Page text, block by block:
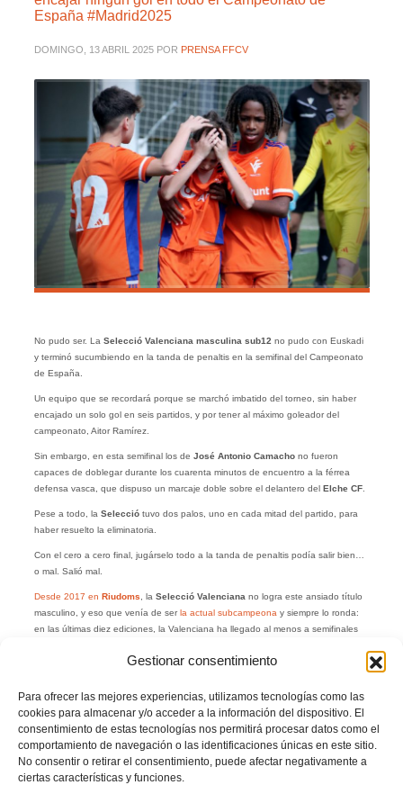
Gestionar consentimiento
Para ofrecer las mejores experiencias, utilizamos tecnologías como las
cookies para almacenar y/o acceder a la información del dispositivo. El
consentimiento de estas tecnologías nos permitirá procesar datos como el
comportamiento de navegación o las identificaciones únicas en este sitio.
No consentir o retirar el consentimiento, puede afectar negativamente a
ciertas características y funciones.
España #Madrid2025
DOMINGO, 13 ABRIL 2025 POR PRENSA FFCV
No pudo ser. La Selecció Valenciana masculina sub12 no pudo con Euskadi
y terminó sucumbiendo en la tanda de penaltis en la semifinal del Campeonato
de España.
Un equipo que se recordará porque se marchó imbatido del torneo, sin haber
encajado un solo gol en seis partidos, y por tener al máximo goleador del
campeonato, Aitor Ramírez.
Sin embargo, en esta semifinal los de José Antonio Camacho no fueron
capaces de doblegar durante los cuarenta minutos de encuentro a la férrea
defensa vasca, que dispuso un marcaje doble sobre el delantero del Elche CF.
Pese a todo, la Selecciótuvo dos palos, uno en cada mitad del partido, para
haber resuelto la eliminatoria.
Con el cero a cero final, jugárselo todo a la tanda de penaltis podía salir bien…
o mal. Salió mal.
Desde 2017 en Riudoms , la Selecció Valenciana no logra este ansiado título
masculino, y eso que venía de serla actual subcampeona y siempre lo ronda:
en las últimas diez ediciones, la Valenciana ha llegado al menos a semifinales
Comunitat Valencianaen el futuro.